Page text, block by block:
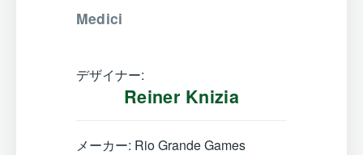
Medici
デザイナー:
Reiner Knizia
メーカー: Rio Grande Games